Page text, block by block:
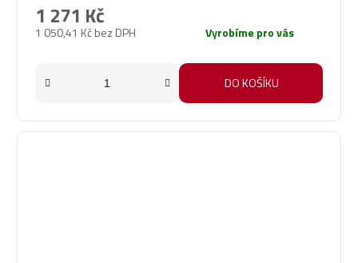
1 050,41 Kč bez DPH
1 271 Kč
Vyrobíme pro vás
DO KOŠÍKU